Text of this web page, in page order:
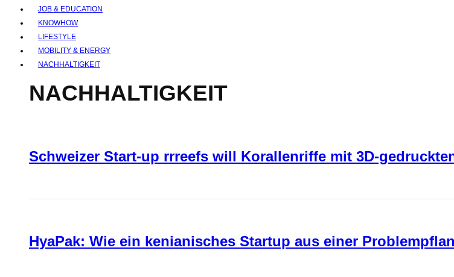
JOB & EDUCATION
KNOWHOW
LIFESTYLE
MOBILITY & ENERGY
NACHHALTIGKEIT
NACHHALTIGKEIT
Schweizer Start-up rrreefs will Korallenriffe mit 3D-
HyaPak: Wie ein kenianisches Startup aus einer